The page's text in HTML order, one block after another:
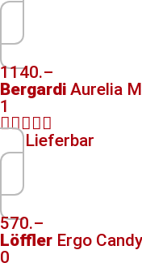
1140.–
Bergardi Aurelia
1

Lieferbar
570.–
Löffler Ergo Candy
0